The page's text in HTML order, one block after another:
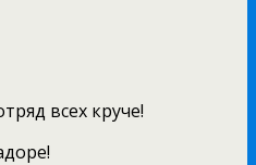
всех круче!